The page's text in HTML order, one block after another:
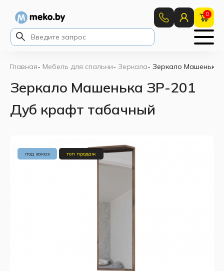
0
Главная- Мебель для спальни- Зеркала- Зеркало Машенька
Зеркало Машенька ЗР-201
Дуб крафт табачный
под заказ топ продаж